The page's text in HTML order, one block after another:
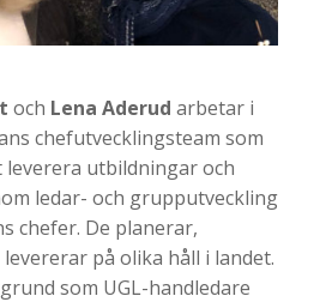
och Lena Aderud arbetar i
chefutvecklingsteam som
utbildningar och
ledar- och grupputveckling
chefer. De planerar,
på olika håll i landet.
som UGL-handledare